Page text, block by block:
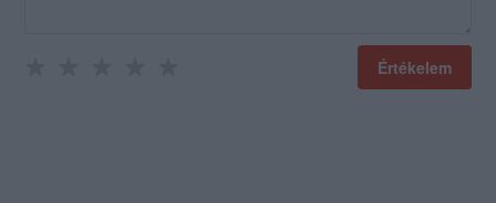
Értékelem